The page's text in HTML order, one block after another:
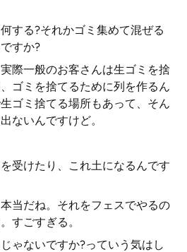
する?それかゴミ集めて混ぜる
すか?
際一般のお客さんは生ゴミを捨
ゴミを捨てるために列を作るん
ゴミ捨てる場所もあって、そん
ないんですけど。
受けたり、これ土になるんです
当だね。それをフェスでやるの
すごすぎる。
ゃないですか?っていう気はし